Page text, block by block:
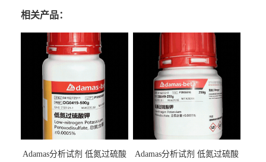
相关产品：
Adamas分析试剂 低氮过硫酸
Adamas分析试剂 低氮过硫酸